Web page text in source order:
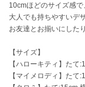
CODE A
コードエー
COLE HAAN
コール ハーン
CONVERSE
10cmほどのサイズ感
大人でも持ちやすいデ
お友達とお揃いにした
【サイズ】
【ハローキティ】たて
【マイメロディ】たて